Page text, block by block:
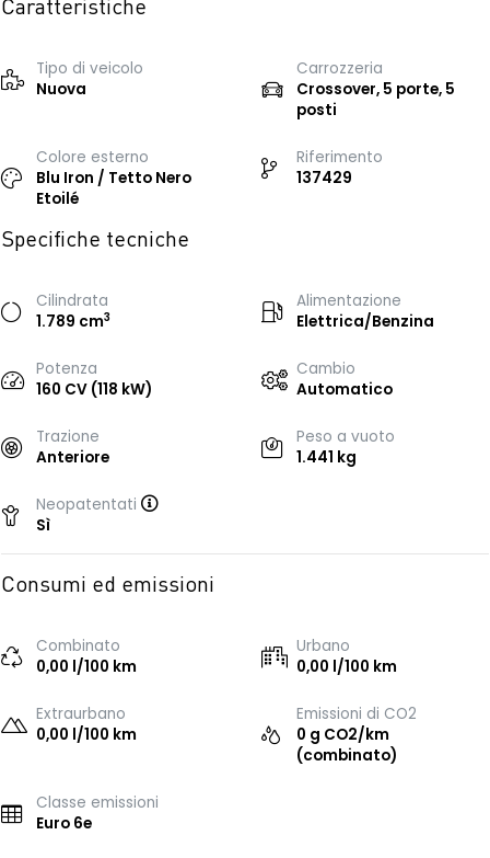
Caratteristiche
Tipo di veicolo
Nuova
Carrozzeria
Crossover, 5 porte, 5
posti
Colore esterno
Blu Iron / Tetto Nero
Etoilé
Riferimento
137429
Specifiche tecniche
Cilindrata
1.789 cm3
Alimentazione
Elettrica/Benzina
Potenza
160 CV (118 kW)
Cambio
Automatico
Trazione
Anteriore
Peso a vuoto
1.441 kg
Neopatentati
Sì
Consumi ed emissioni
Combinato
0,00 l/100 km
Urbano
0,00 l/100 km
Extraurbano
0,00 l/100 km
Emissioni di CO2
0 g CO2/km
(combinato)
Classe emissioni
Euro 6e